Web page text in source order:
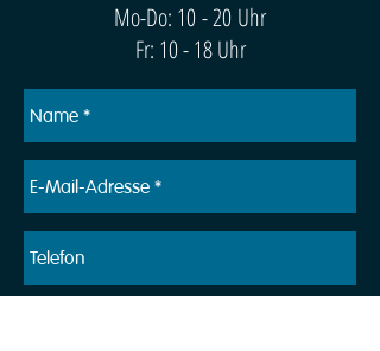
Mo-Do: 10 - 20 Uhr
Fr: 10 - 18 Uhr